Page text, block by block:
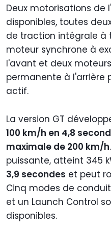
Deux motorisations de
disponibles, toutes
de traction intégrale à
moteur synchrone à
l'avant et deux
permanente à l'arrière
actif.
La version GT
100 km/h en 4,8
maximale de 200 km/h
puissante, atteint 345
3,9 secondes et peut
Cinq modes de
et un Launch Control
disponibles.